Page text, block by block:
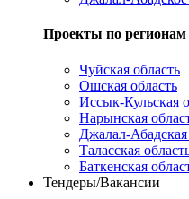
Проекты по регионам
Чуйская область
Ошская область
Иссык-Кульская
Нарынская
Джалал-Абадская
Таласская
Баткенская
Тендеры/Вакансии